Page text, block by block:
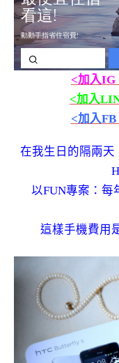
<加入IG
<加入
<加入
在我生日的隔兩天
以FUN專案：每
這樣手機費用